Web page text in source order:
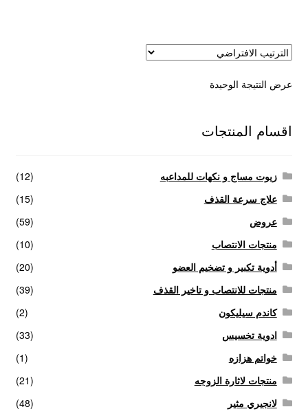
علاج سرعة القذف
كاندم سيليكون
لانجيري مثير
منتجات خاصة بالزوج
منتجات خاصة بالزوجة
منتجات لاثارة الزوجه
منتجات للانتصاب و تاخير القذف
عرض النتيجة الوحيدة
اقسام المنتجات
زيوت مساج و نكهات للمداعبه
(12)
علاج سرعة القذف
(15)
عروض
(59)
منتجات الانتصاب
(10)
أدوية تكبير و تضخيم العضو
(20)
منتجات للانتصاب و تاخير القذف
(39)
كاندم سيليكون
(2)
ادوية تخسيس
(33)
خواتم هزازه
(1)
منتجات لاثارة الزوجه
(21)
لانجيري مثير
(48)